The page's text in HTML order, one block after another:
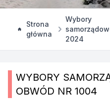
Strona
główna
Wybory
2024
WYBORY
OBWÓD NR 1004